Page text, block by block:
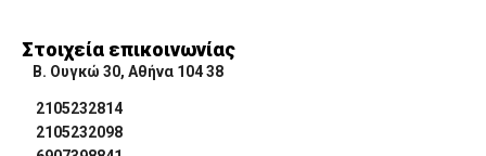
Στοιχεία επικοινωνίας
Β. Ουγκώ 30, Αθήνα 104 38
2105232814
2105232098